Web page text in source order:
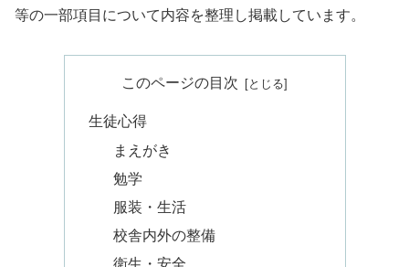
等の一部項目について内容を整理し掲載しています。
このページの目次
生徒心得
まえがき
勉学
服装・生活
校舎内外の整備